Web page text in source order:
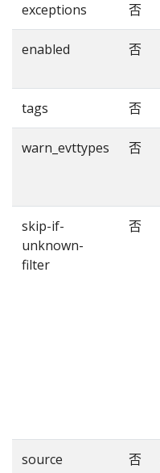
exceptions 否
enabled 否
tags 否
warn_evttypes 否
skip-if-
unknown-
filter
否
source 否